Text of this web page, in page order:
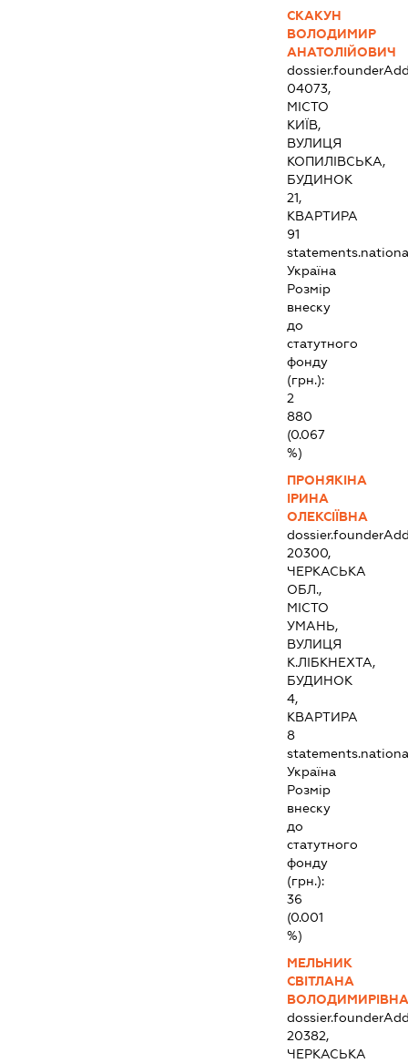
СКАКУН
ВОЛОДИМИР
АНАТОЛІЙОВИЧ
04073,
МІСТО
КИЇВ,
ВУЛИЦЯ
КОПИЛІВСЬКА,
БУДИНОК
21,
КВАРТИРА
91
Україна
Розмір
внеску
до
статутного
фонду
(грн.):
2
880
(0.067
%)
ПРОНЯКІНА
ІРИНА
ОЛЕКСІЇВНА
20300,
ЧЕРКАСЬКА
ОБЛ.,
МІСТО
УМАНЬ,
ВУЛИЦЯ
К.ЛІБКНЕХТА,
БУДИНОК
4,
КВАРТИРА
8
Україна
Розмір
внеску
до
статутного
фонду
(грн.):
36
(0.001
%)
МЕЛЬНИК
СВІТЛАНА
ВОЛОДИМИРІВНА
20382,
ЧЕРКАСЬКА